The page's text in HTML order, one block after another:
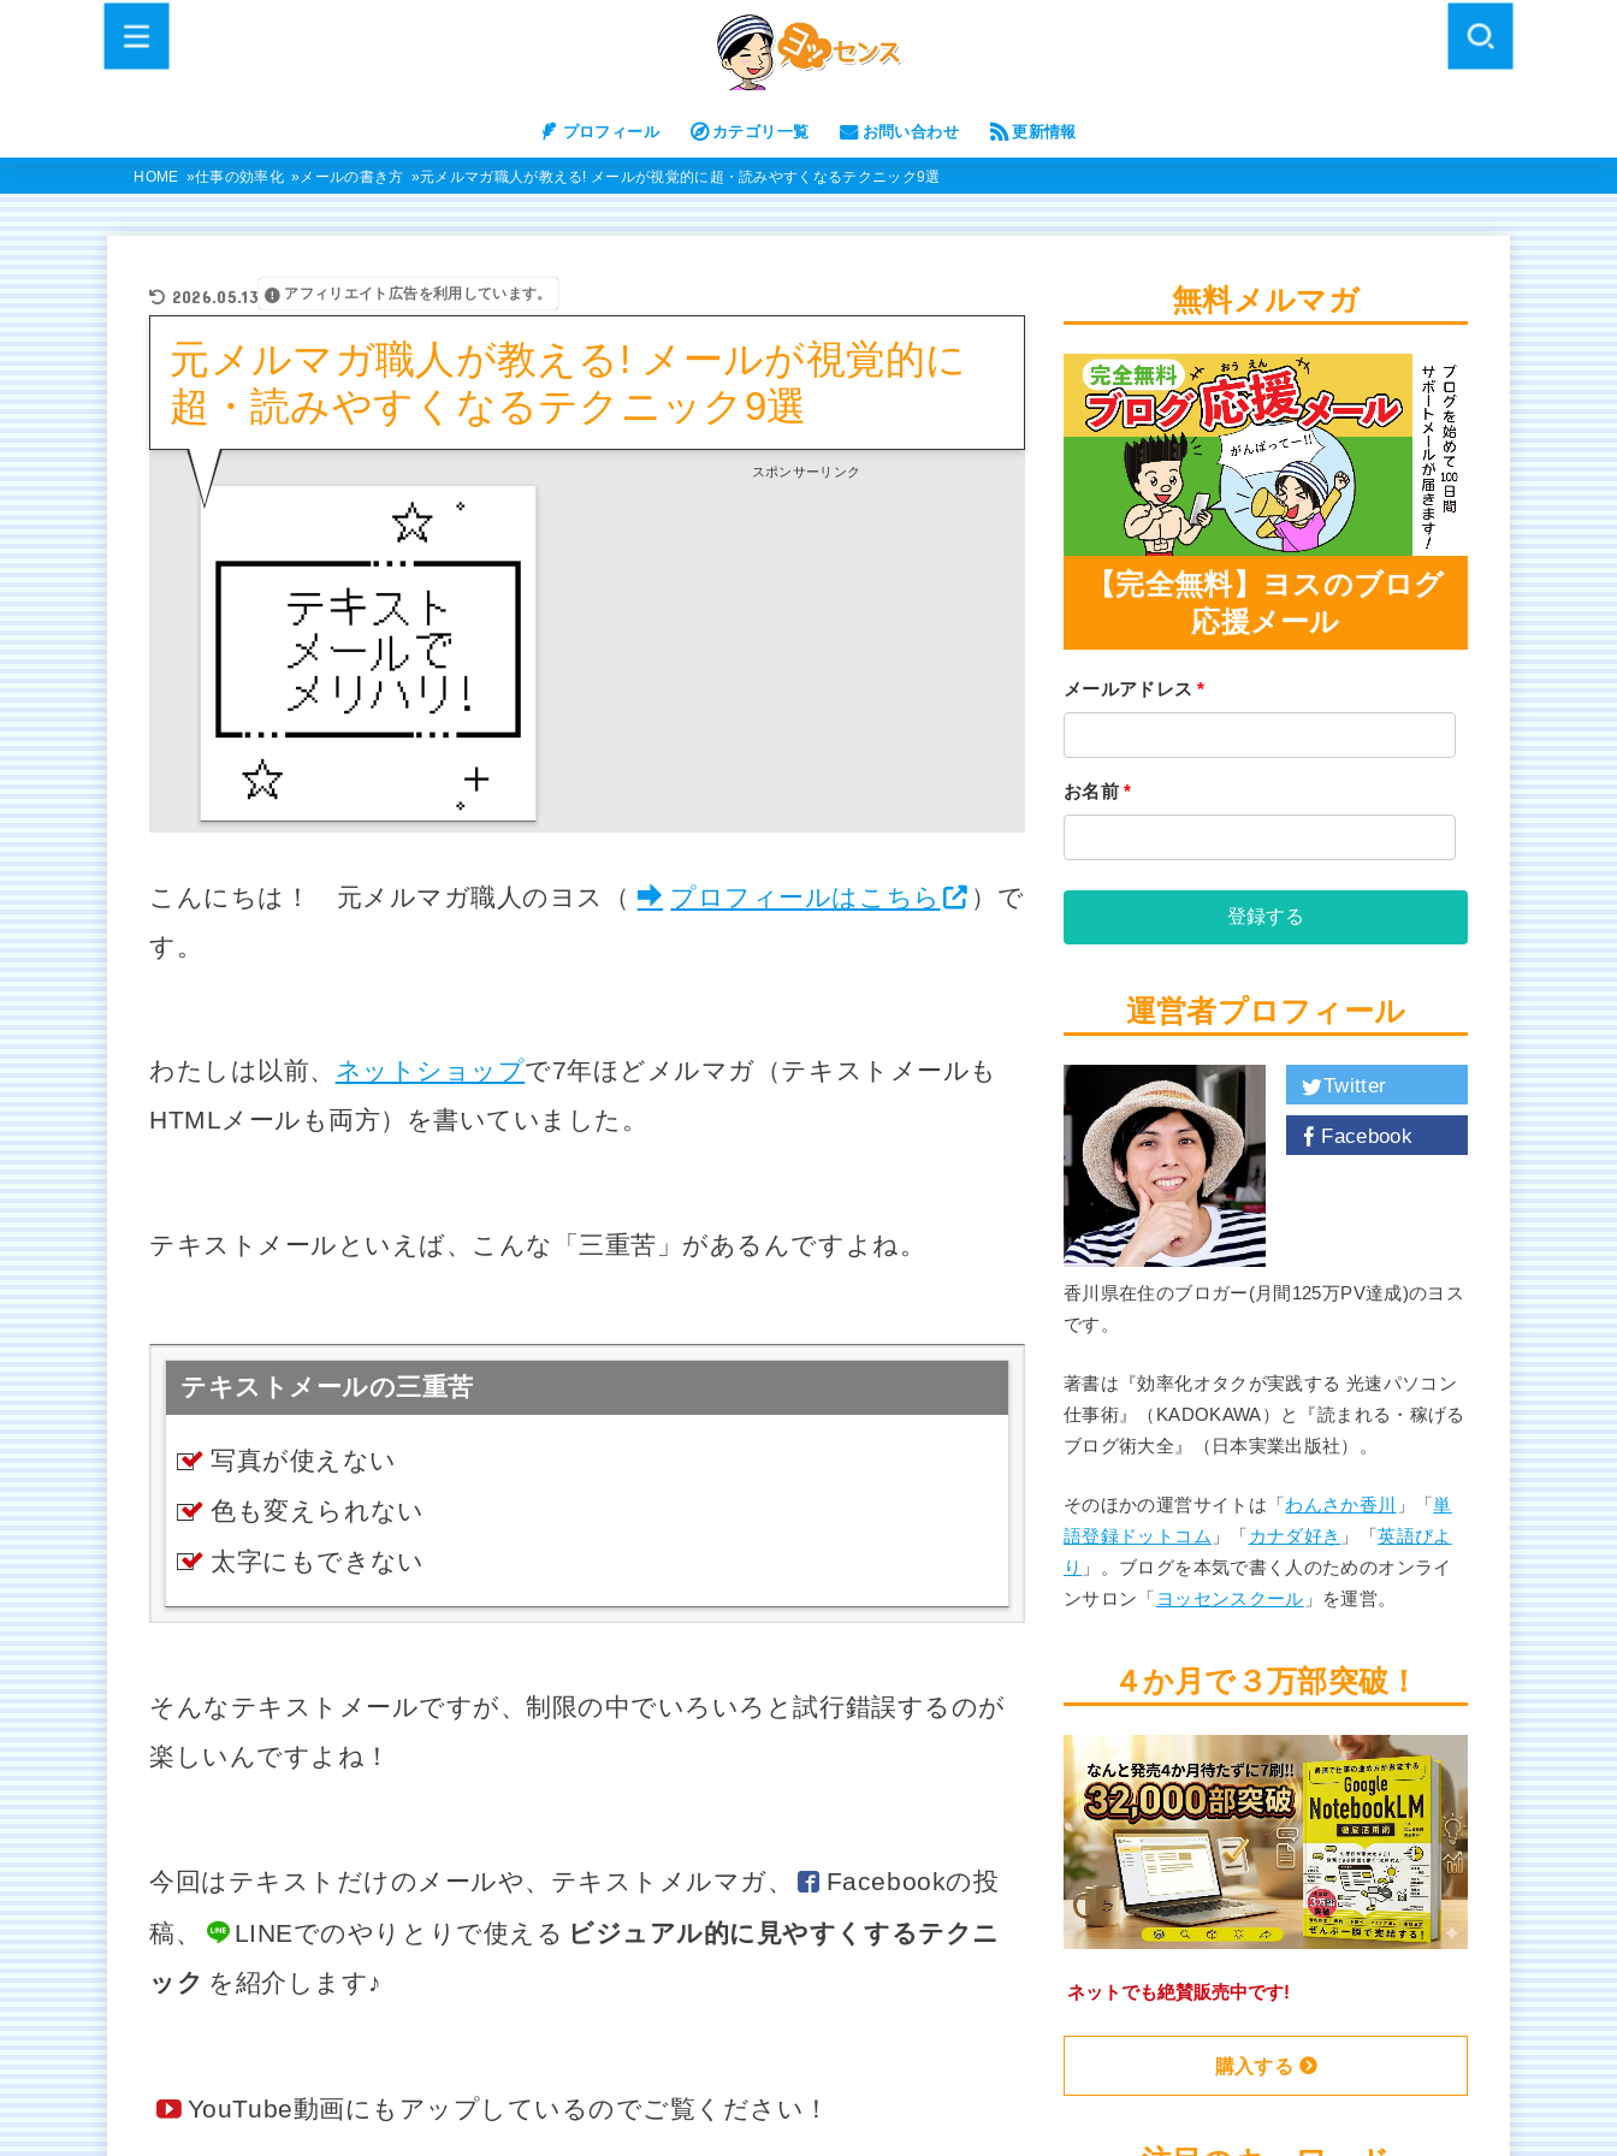
プロフィール カテゴリ一覧 お問い合わせ 更新情報
HOME 仕事の効率化 メールの書き方 元メルマガ職人が教える! メールが視覚的に超・読みやすくなるテクニック9選
2026.05.13 アフィリエイト広告を利用しています。
元メルマガ職人が教える! メールが視覚的に
超・読みやすくなるテクニック9選
スポンサーリンク
こんにちは！ 元メルマガ職人のヨス（ プロフィールはこちら
）で
す。
わたしは以前、 ネットショップで7年ほどメルマガ（テキストメールも
HTMLメールも両方）を書いていました。
テキストメールといえば、こんな「三重苦」があるんですよね。
テキストメールの三重苦
写真が使えない
色も変えられない
太字にもできない
そんなテキストメールですが、制限の中でいろいろと試行錯誤するのが
楽しいんですよね！
今回はテキストだけのメールや、テキストメルマガ、 Facebookの投
稿、
LINEでのやりとりで使える ビジュアル的に見やすくするテクニ
ック を紹介します♪
YouTube動画にもアップしているのでご覧ください！
無料メルマガ
【完全無料】ヨスのブログ
応援メール
メールアドレス*
お名前*
登録する
運営者プロフィール
Twitter
Facebook
香川県在住のブロガー(月間125万PV達成)のヨス
です。
著書は『効率化オタクが実践する 光速パソコン
仕事術』（KADOKAWA）と『読まれる・稼げる
ブログ術大全』（日本実業出版社）。
そのほかの運営サイトは「わんさか香川 」「単
語登録ドットコム 」「 カナダ好き 」「英語びよ
り 」。ブログを本気で書く人のためのオンライ
ンサロン「 ヨッセンスクール 」を運営。
４か月で３万部突破！
ネットでも絶賛販売中です!
購入する